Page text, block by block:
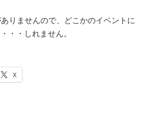
りませんので、どこかのイベントに
・・しれません。
X